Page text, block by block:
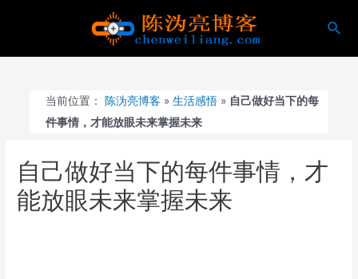
搜
当前位置： 陈沩亮博客 »生活感悟 » 自己做好当下的每
件事情，才能放眼未来掌握未来
自己做好当下的每件事情，才
能放眼未来掌握未来